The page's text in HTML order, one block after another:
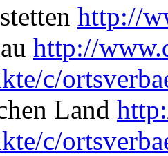
http://
http://
c/
Land
c/